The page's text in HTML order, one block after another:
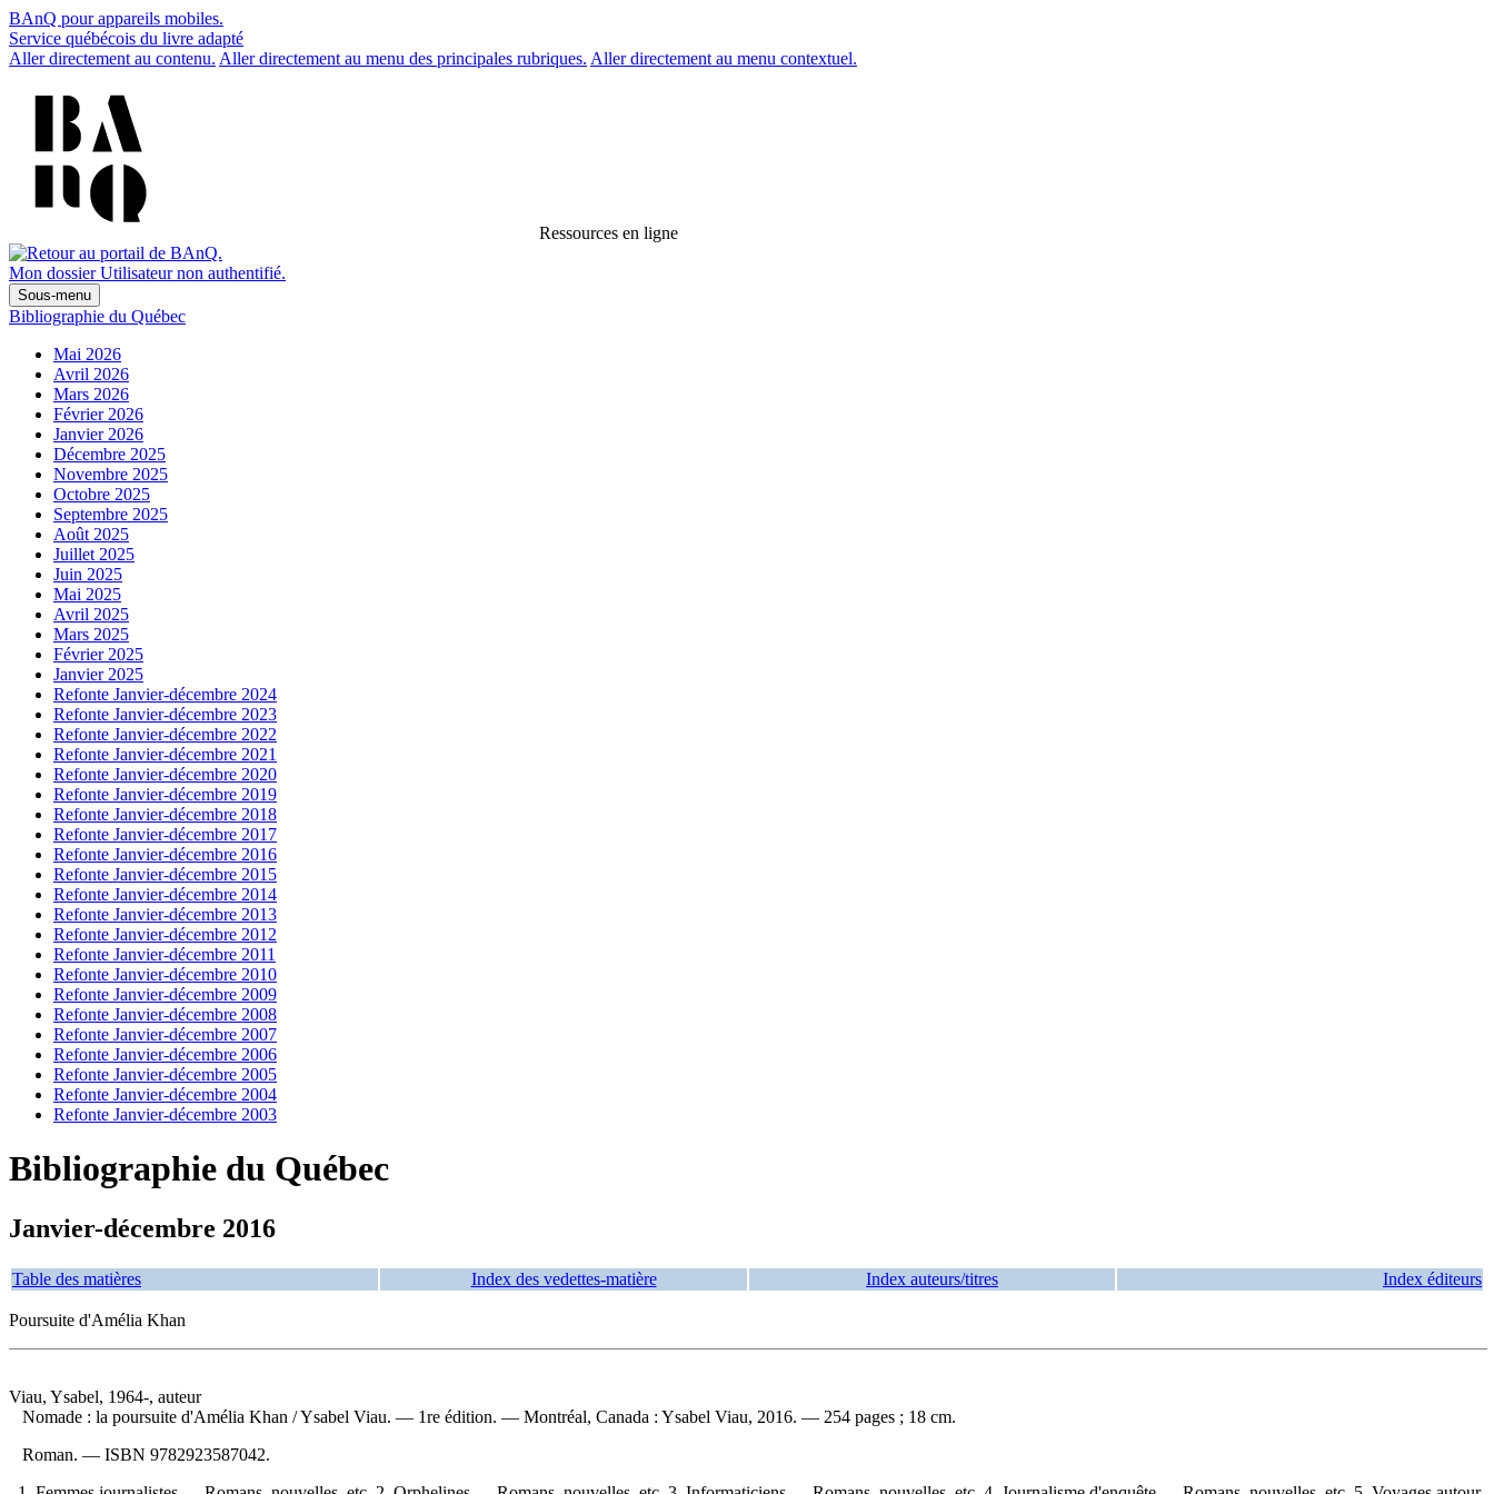
BAnQ pour appareils mobiles.
Service québécois du livre adapté
Aller directement au contenu. Aller directement au menu des principales rubriques. Aller directement au menu contextuel.
Ressources en ligne
Mon dossier Utilisateur non authentifié.
Sous-menu
Bibliographie du Québec
Mai 2026
Avril 2026
Mars 2026
Février 2026
Janvier 2026
Décembre 2025
Novembre 2025
Octobre 2025
Septembre 2025
Août 2025
Juillet 2025
Juin 2025
Mai 2025
Avril 2025
Mars 2025
Février 2025
Janvier 2025
Refonte Janvier-décembre 2024
Refonte Janvier-décembre 2023
Refonte Janvier-décembre 2022
Refonte Janvier-décembre 2021
Refonte Janvier-décembre 2020
Refonte Janvier-décembre 2019
Refonte Janvier-décembre 2018
Refonte Janvier-décembre 2017
Refonte Janvier-décembre 2016
Refonte Janvier-décembre 2015
Refonte Janvier-décembre 2014
Refonte Janvier-décembre 2013
Refonte Janvier-décembre 2012
Refonte Janvier-décembre 2011
Refonte Janvier-décembre 2010
Refonte Janvier-décembre 2009
Refonte Janvier-décembre 2008
Refonte Janvier-décembre 2007
Refonte Janvier-décembre 2006
Refonte Janvier-décembre 2005
Refonte Janvier-décembre 2004
Refonte Janvier-décembre 2003
Bibliographie du Québec
Janvier-décembre 2016
Table des matières Index des vedettes-matière Index auteurs/titres Index éditeurs
Poursuite d'Amélia Khan
Viau, Ysabel, 1964-, auteur
Nomade : la poursuite d'Amélia Khan / Ysabel Viau. — 1re édition. — Montréal, Canada : Ysabel Viau, 2016. — 254 pages ; 18 cm.
Roman. — ISBN 9782923587042.